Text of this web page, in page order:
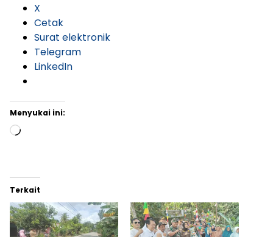
X
Cetak
Surat elektronik
Telegram
LinkedIn
Menyukai ini:
Memuat...
Terkait